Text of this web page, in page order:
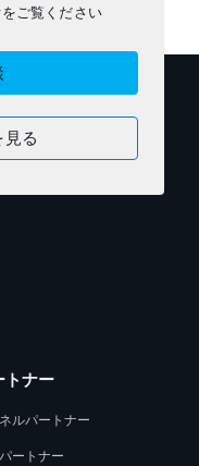
ご覧ください
見る
トナー
ルパートナー
ートナー